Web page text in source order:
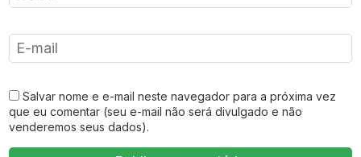
Salvar nome e e-mail neste navegador para a próxima vez
que eu comentar (seu e-mail não será divulgado e não
venderemos seus dados).